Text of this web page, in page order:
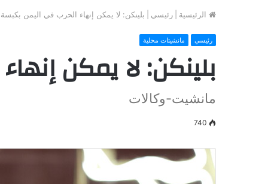
الرئيسية رئيسي بلينكن: لا يمكن إنهاء الحرب في اليمن
رئيسي مانشيتات محلية
بلينكن: لا يمكن
مانشيت-وكالات
740